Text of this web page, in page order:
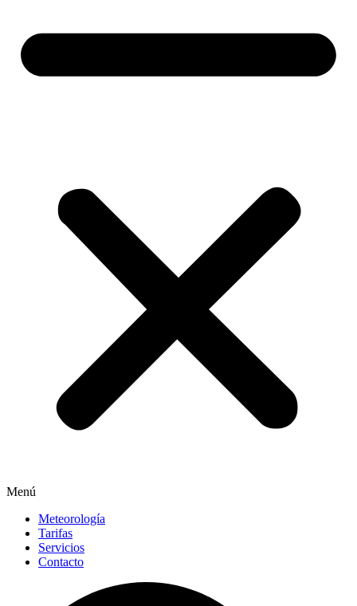
Menú
Meteorología
Tarifas
Servicios
Contacto